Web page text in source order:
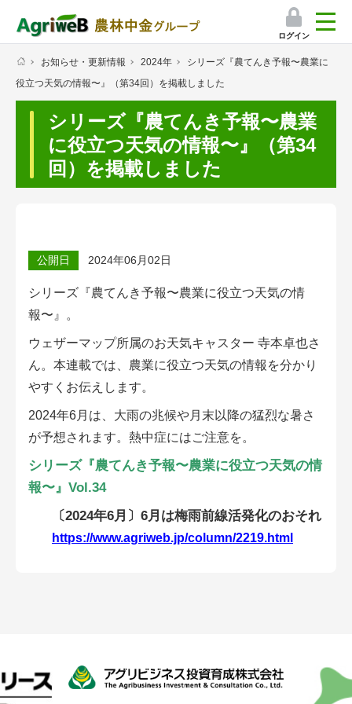
ログイン
検索
マイページ
プレミアムサービス
プレミアムサービスのご紹介
挑戦者たちの奮闘記
会員登録無料 アグリウェブの使い方
イベント・プロジェクト掲示板
相談できる専門家一覧
基礎知識
お知らせ・更新情報 2024年
シリーズ『農てんき予報〜農業に
役立つ天気の情報〜』（第34回）を掲載しました
シリーズ『農てんき予報〜農業
に役立つ天気の情報〜』（第34
回）を掲載しました
公開日 2024年06月02日
シリーズ『農てんき予報〜農業に役立つ天気の情
報〜』。
ウェザーマップ所属のお天気キャスター 寺本卓也さ
ん。本連載では、農業に役立つ天気の情報を分かり
やすくお伝えします。
2024年6月は、大雨の兆候や月末以降の猛烈な暑さ
が予想されます。熱中症にはご注意を。
シリーズ『農てんき予報〜農業に役立つ天気の情
報〜』Vol.34
〔2024年6月〕6月は梅雨前線活発化のおそれ
https://www.agriweb.jp/column/2219.html